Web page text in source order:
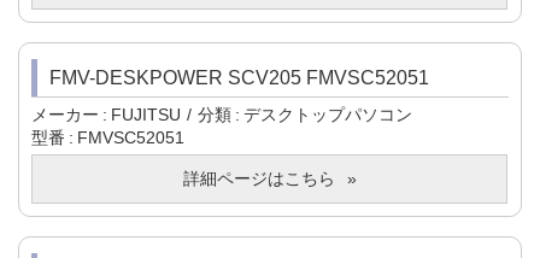
FMV-DESKPOWER SCV205 FMVSC52051
メーカー FUJITSU 分類
デスクトップパソコン
型番
FMVSC52051
詳細ページはこちら